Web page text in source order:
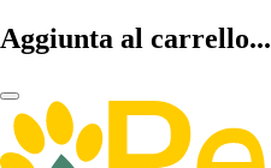
Aggiunta al carrello...